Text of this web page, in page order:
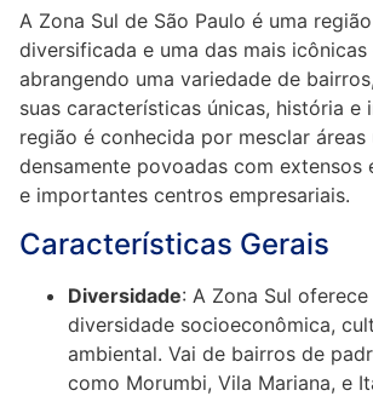
A Zona Sul de São Paulo é uma
diversificada e uma das mais icônicas
abrangendo uma variedade de
suas características únicas, história e
região é conhecida por mesclar áreas
densamente povoadas com extensos
e importantes centros empresariais.
Características Gerais
Diversidade: A Zona Sul
diversidade socioeconômica,
ambiental. Vai de bairros de
como Morumbi, Vila Mariana, e